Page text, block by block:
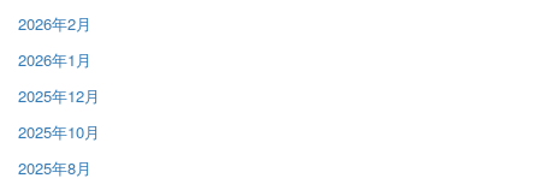
2026年2月
2026年1月
2025年12月
2025年10月
2025年8月